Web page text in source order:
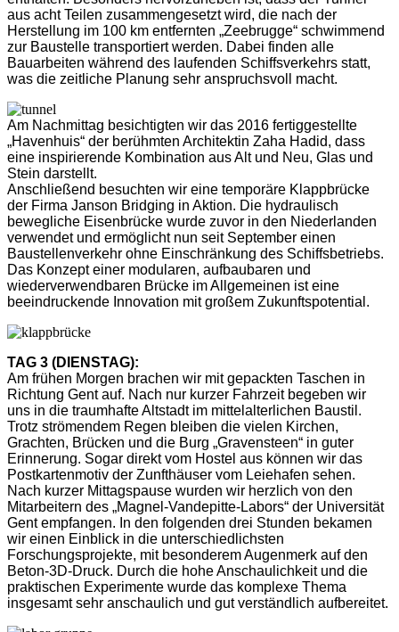
aus acht Teilen zusammengesetzt wird, die nach der
Herstellung im 100 km entfernten „Zeebrugge“ schwimmend
zur Baustelle transportiert werden. Dabei finden alle
Bauarbeiten während des laufenden Schiffsverkehrs statt,
was die zeitliche Planung sehr anspruchsvoll macht.
Am Nachmittag besichtigten wir das 2016 fertiggestellte
„Havenhuis“ der berühmten Architektin Zaha Hadid, dass
eine inspirierende Kombination aus Alt und Neu, Glas und
Stein darstellt.
Anschließend besuchten wir eine temporäre Klappbrücke
der Firma Janson Bridging in Aktion. Die hydraulisch
bewegliche Eisenbrücke wurde zuvor in den Niederlanden
verwendet und ermöglicht nun seit September einen
Baustellenverkehr ohne Einschränkung des Schiffsbetriebs.
Das Konzept einer modularen, aufbaubaren und
wiederverwendbaren Brücke im Allgemeinen ist eine
beeindruckende Innovation mit großem Zukunftspotential.
TAG 3 (DIENSTAG):
Am frühen Morgen brachen wir mit gepackten Taschen in
Richtung Gent auf. Nach nur kurzer Fahrzeit begeben wir
uns in die traumhafte Altstadt im mittelalterlichen Baustil.
Trotz strömendem Regen bleiben die vielen Kirchen,
Grachten, Brücken und die Burg „Gravensteen“ in guter
Erinnerung. Sogar direkt vom Hostel aus können wir das
Postkartenmotiv der Zunfthäuser vom Leiehafen sehen.
Nach kurzer Mittagspause wurden wir herzlich von den
Mitarbeitern des „Magnel-Vandepitte-Labors“ der Universität
Gent empfangen. In den folgenden drei Stunden bekamen
wir einen Einblick in die unterschiedlichsten
Forschungsprojekte, mit besonderem Augenmerk auf den
Beton-3D-Druck. Durch die hohe Anschaulichkeit und die
praktischen Experimente wurde das komplexe Thema
insgesamt sehr anschaulich und gut verständlich aufbereitet.